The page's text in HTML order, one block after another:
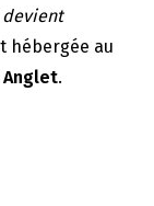
devient
hébergée au
.